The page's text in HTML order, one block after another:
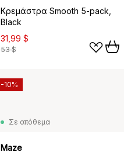
Κρεμάστρα Smooth 5-pack,
Black
31,99 $
53 $
Σε απόθεμα
Maze
-10%